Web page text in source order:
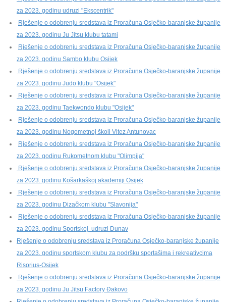
za 2023. godinu udruzi "Ekscentrik"
Rješenje o odobrenju sredstava iz Proračuna Osječko-baranjske županije
za 2023. godinu Ju Jitsu klubu tatami
Rješenje o odobrenju sredstava iz Proračuna Osječko-baranjske županije
za 2023. godinu Sambo klubu Osijek
Rješenje o odobrenju sredstava iz Proračuna Osječko-baranjske županije
za 2023. godinu Judo klubu "Osijek"
Rješenje o odobrenju sredstava iz Proračuna Osječko-baranjske županije
za 2023. godinu Taekwondo klubu "Osijek"
Rješenje o odobrenju sredstava iz Proračuna Osječko-baranjske županije
za 2023. godinu Nogometnoj školi Vitez Antunovac
Rješenje o odobrenju sredstava iz Proračuna Osječko-baranjske županije
za 2023. godinu Rukometnom klubu "Olimpija"
Rješenje o odobrenju sredstava iz Proračuna Osječko-baranjske županije
za 2023. godinu Košarkaškoj akademiji Osijek
Rješenje o odobrenju sredstava iz Proračuna Osječko-baranjske županije
za 2023. godinu Dizačkom klubu "Slavonija"
Rješenje o odobrenju sredstava iz Proračuna Osječko-baranjske županije
za 2023. godinu Sportskoj udruzi Dunav
Rješenje o odobrenju sredstava iz Proračuna Osječko-baranjske županije
za 2023. godinu sportskom klubu za podršku sportašima i rekreativcima
Risorius-Osijek
Rješenje o odobrenju sredstava iz Proračuna Osječko-baranjske županije
za 2023. godinu Ju Jitsu Factory Đakovo